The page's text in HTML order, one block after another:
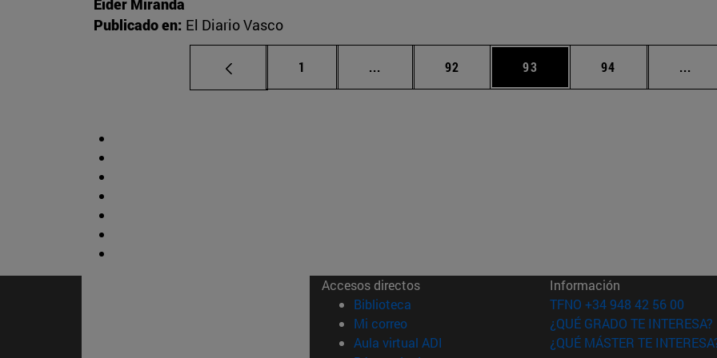
Eider Miranda
Publicado en: El Diario Vasco
Página
1 ... Páginas intermedias Use TAB para desplazarse.
Página
92 Página
93 Página
94 ...
Accesos directos
Biblioteca (abre en nueva ventana)
Mi correo(abre en nueva ventana)
Aula virtual ADI (abre en nueva ventana)
Información
TFNO +34 948 42 56 00
¿QUÉ GRADO TE INTERESA?
¿QUÉ MÁSTER TE